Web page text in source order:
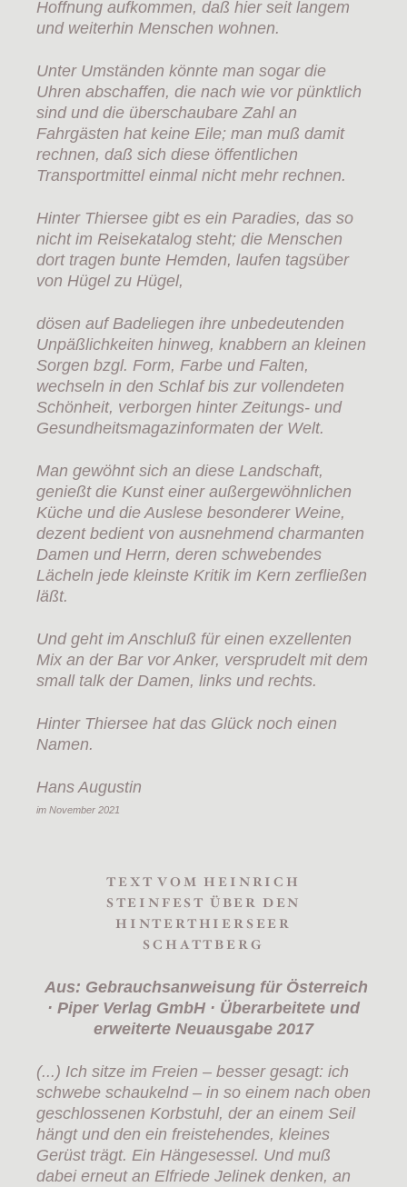
Hoffnung aufkommen, daß hier seit langem
und weiterhin Menschen wohnen.
Unter Umständen könnte man sogar die
Uhren abschaffen, die nach wie vor pünktlich
sind und die überschaubare Zahl an
Fahrgästen hat keine Eile; man muß damit
rechnen, daß sich diese öffentlichen
Transportmittel einmal nicht mehr rechnen.
Hinter Thiersee gibt es ein Paradies, das so
nicht im Reisekatalog steht; die Menschen
dort tragen bunte Hemden, laufen tagsüber
von Hügel zu Hügel,
dösen auf Badeliegen ihre unbedeutenden
Unpäßlichkeiten hinweg, knabbern an kleinen
Sorgen bzgl. Form, Farbe und Falten,
wechseln in den Schlaf bis zur vollendeten
Schönheit, verborgen hinter Zeitungs- und
Gesundheitsmagazinformaten der Welt.
Man gewöhnt sich an diese Landschaft,
genießt die Kunst einer außergewöhnlichen
Küche und die Auslese besonderer Weine,
dezent bedient von ausnehmend charmanten
Damen und Herrn, deren schwebendes
Lächeln jede kleinste Kritik im Kern zerfließen
läßt.
Und geht im Anschluß für einen exzellenten
Mix an der Bar vor Anker, versprudelt mit dem
small talk der Damen, links und rechts.
Hinter Thiersee hat das Glück noch einen
Namen.
Hans Augustin
im November 2021
TEXT VOM HEINRICH
STEINFEST ÜBER DEN
HINTERTHIERSEER
SCHATTBERG
Aus: Gebrauchsanweisung für Österreich
· Piper Verlag GmbH · Überarbeitete und
erweiterte Neuausgabe 2017
(...) Ich sitze im Freien – besser gesagt: ich
schwebe schaukelnd – in so einem nach oben
geschlossenen Korbstuhl, der an einem Seil
hängt und den ein freistehendes, kleines
Gerüst trägt. Ein Hängesessel. Und muß
dabei erneut an Elfriede Jelinek denken, an